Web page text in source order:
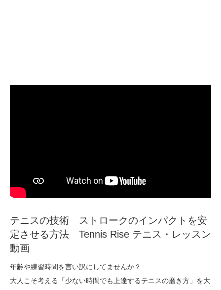
テニスの技術 ストロークのインパクトを安
定させる方法 Tennis Rise テニス・レッスン
動画
年齢や練習時間を言い訳にしてませんか？
大人こそ考える「少ない時間でも上達するテニスの磨き方」を大